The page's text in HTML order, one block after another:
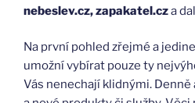
nebeslev.cz, zapakatel.cza
Na první pohled zřejmé a
umožní vybírat pouze ty
Vás nenechají klidnými.